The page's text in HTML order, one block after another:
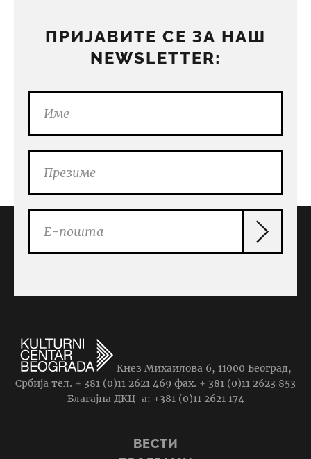
ПРИЈАВИТЕ СЕ ЗА НАШ
NEWSLETTER:
Кнез Михаилова 6, 11000 Београд,
Србија тел. + 381 (0)11 2621 469 фаx. + 381 (0)11 2623 853
Благајна ДКЦ-а: +381 (0)11 2621 174
ВЕСТИ